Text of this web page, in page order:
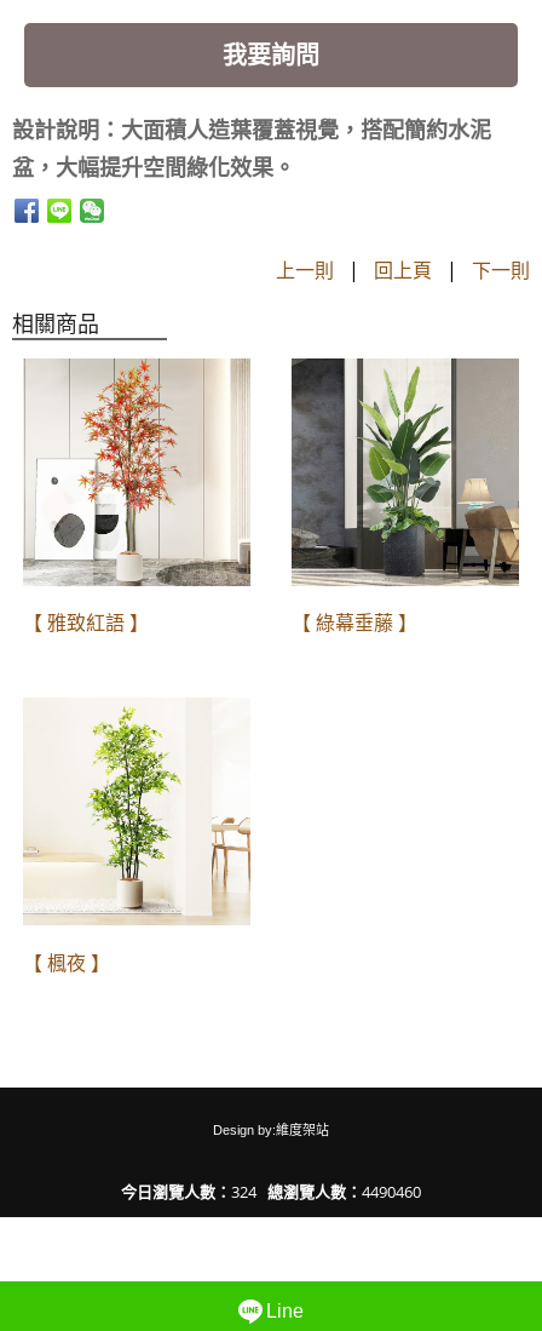
我要詢問
設計說明：大面積人造葉覆蓋視覺，搭配簡約水泥
盆，大幅提升空間綠化效果。
上一則 | 回上頁 | 下一則
相關商品
【 雅致紅語 】 【 綠幕垂藤 】
【 楓夜 】
Design by:維度架站
Line
今日瀏覽人數： 324 總瀏覽人數： 4490460